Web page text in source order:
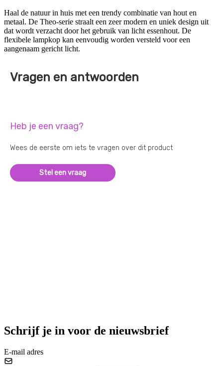
Haal de natuur in huis met een trendy combinatie van hout en
metaal. De Theo-serie straalt een zeer modern en uniek design uit
dat wordt verzacht door het gebruik van licht essenhout. De
flexibele lampkop kan eenvoudig worden versteld voor een
aangenaam gericht licht.
Vragen en antwoorden
Heb je een vraag?
Wees de eerste om iets te vragen over dit product
Stel een vraag
Schrijf je in voor de nieuwsbrief
E-mail adres